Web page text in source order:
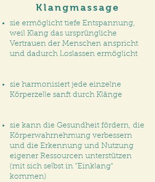
Klangmassage
sie ermöglicht tiefe Entspannung,
weil Klang das ursprüngliche
Vertrauen der Menschen anspricht
und dadurch Loslassen ermöglicht
sie harmonisiert jede einzelne
Körperzelle sanft durch Klänge
sie kann die Gesundheit fördern, die
Körperwahrnehmung verbessern
und die Erkennung und Nutzung
eigener Ressourcen unterstützen
(mit sich selbst in "Einklang"
kommen)